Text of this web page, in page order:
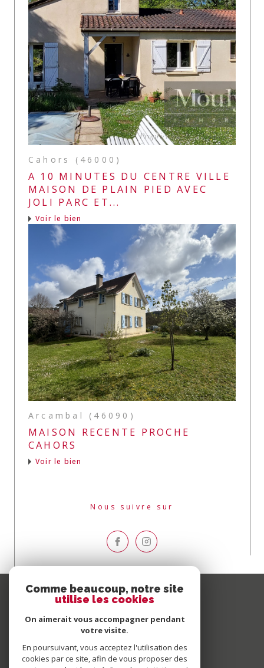
Cahors (46000)
A 10 MINUTES DU CENTRE VILLE
MAISON DE PLAIN PIED AVEC
JOLI PARC ET...
Voir le bien
Arcambal (46090)
MAISON RECENTE PROCHE
CAHORS
Voir le bien
Nous suivre sur
Comme beaucoup, notre site
utilise les cookies
On aimerait vous accompagner pendant
votre visite.
En poursuivant, vous acceptez l'utilisation des
cookies par ce site, afin de vous proposer des